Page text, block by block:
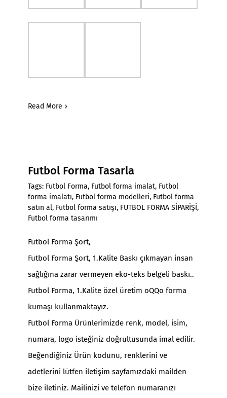
Read More
Futbol Forma Tasarla
Tags: Futbol Forma, Futbol forma imalat, Futbol
forma imalatı, Futbol forma modelleri, Futbol forma
satın al, Futbol forma satışı, FUTBOL FORMA SİPARİŞİ,
Futbol forma tasarımı
Futbol Forma Şort,
Futbol Forma Şort, 1.Kalite Baskı çıkmayan insan
sağlığına zarar vermeyen eko-teks belgeli baskı..
Futbol Forma, 1.Kalite özel üretim oQQo forma
kumaşı kullanmaktayız.
Futbol Forma Ürünlerimizde renk, model, isim,
numara, logo isteğiniz doğrultusunda imal edilir.
Beğendiğiniz Ürün kodunu, renklerini ve
adetlerini lütfen iletişim sayfamızdaki mailden
bize iletiniz. Mailinizi ve telefon numaranızı